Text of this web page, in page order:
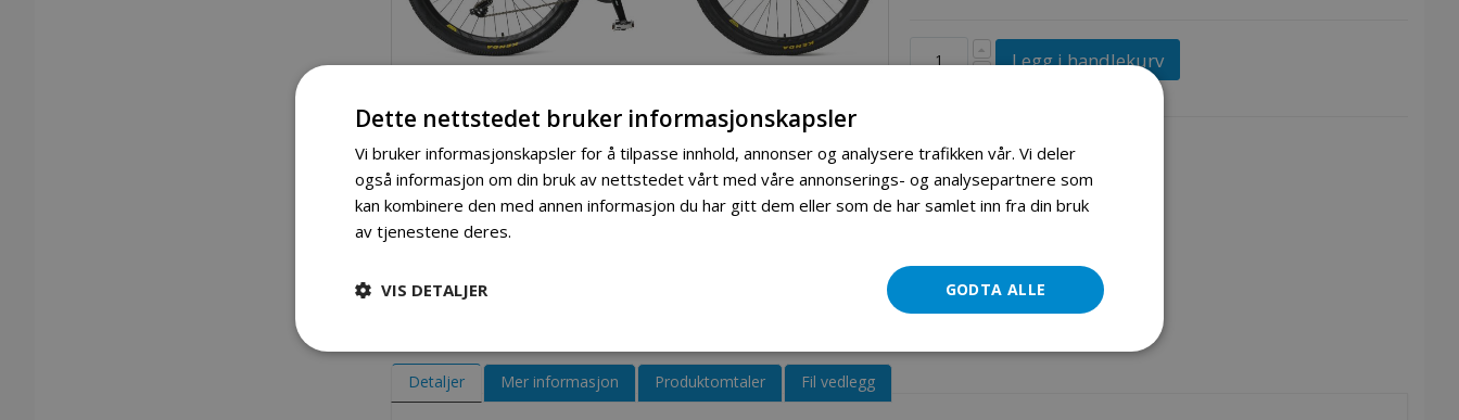
til
begynnelsen
Legg i handlekurv
Detaljer Mer informasjon Produktomtaler Fil vedlegg
Dette nettstedet bruker informasjonskapsler
Vi bruker informasjonskapsler for å tilpasse innhold, annonser og analysere trafikken vår. Vi deler
også informasjon om din bruk av nettstedet vårt med våre annonserings- og analysepartnere som
kan kombinere den med annen informasjon du har gitt dem eller som de har samlet inn fra din bruk
av tjenestene deres.
GODTA ALLE
VIS DETALJER